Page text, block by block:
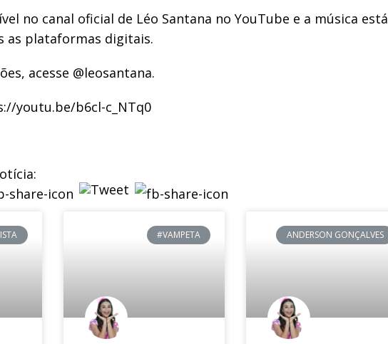
no canal oficial de Léo Santana no YouTube e a música está
as plataformas digitais.
acesse @leosantana.
youtu.be/b6cl-c_NTq0
#VAMPETA ANDERSON GONÇALVES